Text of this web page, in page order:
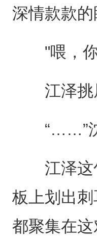
深情款款的
"喂，你
江泽挑眉
“……”沈
江泽这句
板上划出
都聚集在